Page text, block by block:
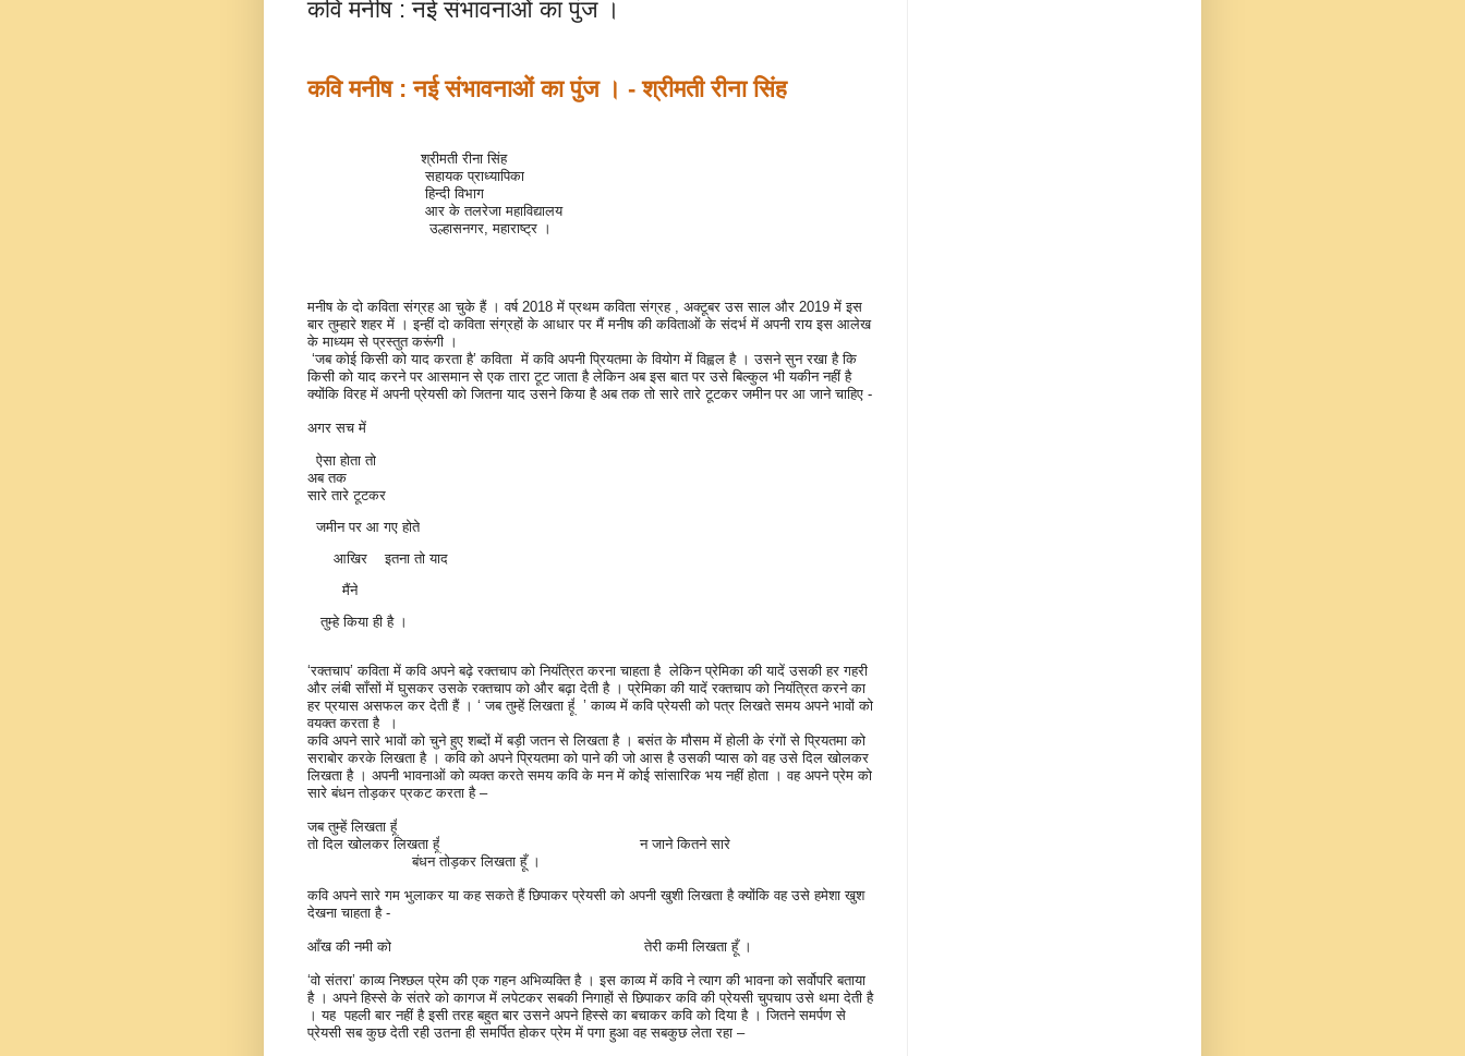
कवि मनीष : नई संभावनाओं का पुंज ।
कवि मनीष : नई संभावनाओं का पुंज । - श्रीमती रीना सिंह
श्रीमती रीना सिंह
सहायक प्राध्यापिका
हिन्दी विभाग
आर के तलरेजा महाविद्यालय
उल्हासनगर,महाराष्ट्र ।
मनीष के दो कविता संग्रह आ चुके हैं । वर्ष 2018में प्रथम कविता संग्रह , अक्टूबर उस साल और 2019में इस
बार तुम्हारे शहर में । इन्हीं दो कविता संग्रहों के आधार पर मैं मनीष की कविताओं के संदर्भ में अपनी राय इस आलेख
के माध्यम से प्रस्तुत करूंगी ।
‘जब कोई किसी को याद करता है’ कविता में कवि अपनी प्रियतमा के वियोग में विह्वल है । उसने सुन रखा है कि
किसी को याद करने पर आसमान से एक तारा टूट जाता है लेकिन अब इस बात पर उसे बिल्कुल भी यकीन नहीं है
क्योंकि विरह में अपनी प्रेयसी को जितना याद उसने किया है अब तक तो सारे तारे टूटकर जमीन पर आ जाने चाहिए -
अगर सच में
ऐसा होता तो
अब तक
सारे तारे टूटकर
जमीन पर आ गए होते
आखिर
इतना तो याद
मैंने
तुम्हे किया ही है ।
‘रक्तचाप’ कविता में कवि अपने बढ़े रक्तचाप को नियंत्रित करना चाहता है लेकिन प्रेमिका की यादें उसकी हर गहरी
और लंबी साँसों में घुसकर उसके रक्तचाप को और बढ़ा देती है । प्रेमिका की यादें रक्तचाप को नियंत्रित करने का
हर प्रयास असफल कर देती हैं । ‘ जब तुम्हें लिखता हूँ ’काव्य में कवि प्रेयसी को पत्र लिखते समय अपने भावों को
वयक्त करता है
।
कवि अपने सारे भावों को चुने हुए शब्दों में बड़ी जतन से लिखता है । बसंत के मौसम में होली के रंगों से प्रियतमा को
सराबोर करके लिखता है । कवि को अपने प्रियतमा को पाने की जो आस है उसकी प्यास को वह उसे दिल खोलकर
लिखता है । अपनी भावनाओं को व्यक्त करते समय कवि के मन में कोई सांसारिक भय नहीं होता । वह अपने प्रेम को
सारे बंधन तोड़कर प्रकट करता है –
जब तुम्हें लिखता हूँ
तो दिल खोलकर लिखता हूँ
न जाने कितने सारे
बंधन तोड़कर लिखता हूँ ।
कवि अपने सारे गम भुलाकर या कह सकते हैं छिपाकर प्रेयसी को अपनी खुशी लिखता है क्योंकि वह उसे हमेशा खुश
देखना चाहता है -
आँख की नमी को तेरी कमी लिखता हूँ ।
‘वो संतरा’ काव्य निश्छल प्रेम की एक गहन अभिव्यक्ति है । इस काव्य में कवि ने त्याग की भावना को सर्वोपरि बताया
है । अपने हिस्से के संतरे को कागज में लपेटकर सबकी निगाहों से छिपाकर कवि की प्रेयसी चुपचाप उसे थमा देती है
। यह पहली बार नहीं है इसी तरह बहुत बार उसने अपने हिस्से का बचाकर कवि को दिया है । जितने समर्पण से
प्रेयसी सब कुछ देती रही उतना ही समर्पित होकर प्रेम में पगा हुआ वह सबकुछ लेता रहा –